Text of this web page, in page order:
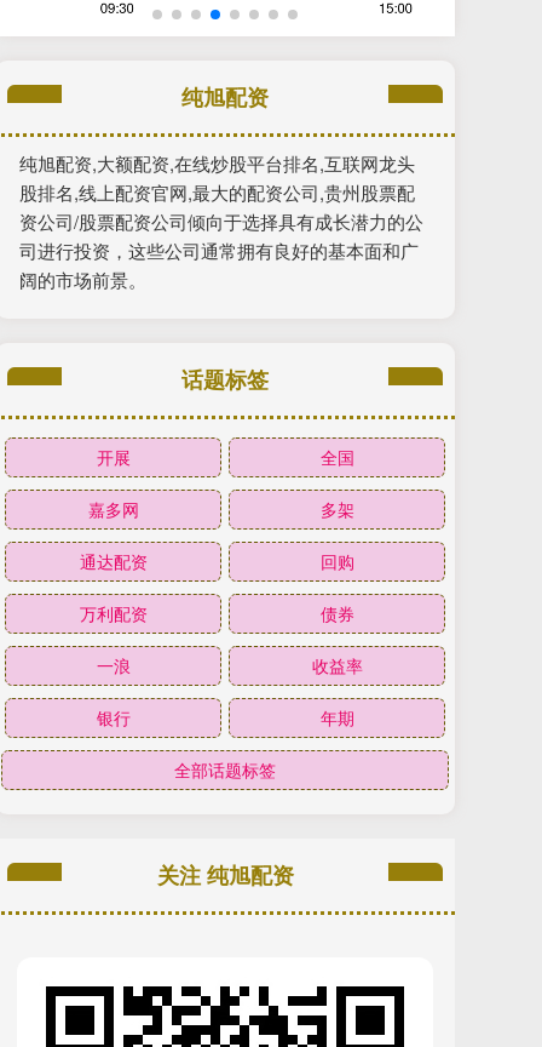
纯旭配资
纯旭配资,大额配资,在线炒股平台排名,互联网龙头
股排名,线上配资官网,最大的配资公司,贵州股票配
资公司/股票配资公司倾向于选择具有成长潜力的公
司进行投资，这些公司通常拥有良好的基本面和广
阔的市场前景。
话题标签
开展 全国
嘉多网 多架
通达配资 回购
万利配资 债券
一浪 收益率
银行 年期
全部话题标签
关注 纯旭配资